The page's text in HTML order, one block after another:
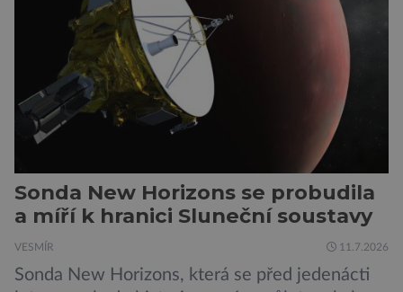
odborníků by už během příštích dvou let mohly
pokročilé systémy AI výrazně usnadnit
kybernetické útoky […]
Sonda New Horizons se probudila
a míří k hranici Sluneční soustavy
VESMÍR 11.7.2026
Sonda New Horizons, která se před jedenácti